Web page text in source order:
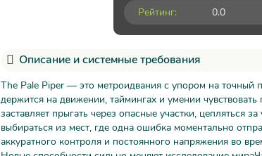
Рейтинг:
0.0
Описание и системные требования
The Pale Piper — это метроидвания с упором на точный
держится на движении, таймингах и умении
заставляет прыгать через опасные участки, цепляться
выбираться из мест, где одна ошибка моментально
аккуратного контроля и постоянного напряжения во